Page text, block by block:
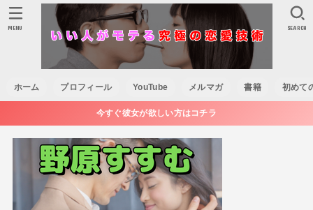
ホーム プロフィール YouTube メルマガ 書籍 初めて
SEARCH
MENU
今すぐ彼女が欲しい方はコチラ